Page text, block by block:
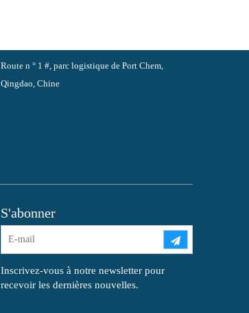
Route n ° 1 #, parc logistique de Port Chem,
Qingdao, Chine
S'abonner
Inscrivez-vous à notre newsletter pour
recevoir les dernières nouvelles.